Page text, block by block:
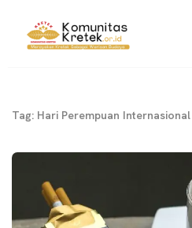
Tag: Hari Perempuan Internasional